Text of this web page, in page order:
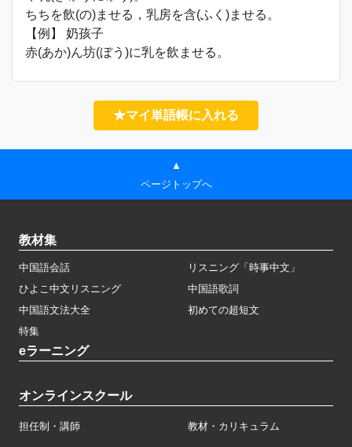
ちちを飲(の)ませる，乳房を含(ふく)ませる。
【例】 奶孩子
赤(あか)ん坊(ぼう)に乳を飲ませる。
★マイ単語帳に入れる
▲
ページトップへ
教材集
中国語会話
リスニング「時事中文」
ひよこ中文リスニング
中国語歌詞
中国語文法大全
初めての超短文
特集
eラーニング
オンラインスクール
担任制・講師 教材・カリキュラム